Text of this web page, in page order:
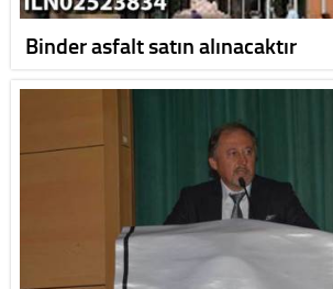
Binder asfalt satın alınacaktır